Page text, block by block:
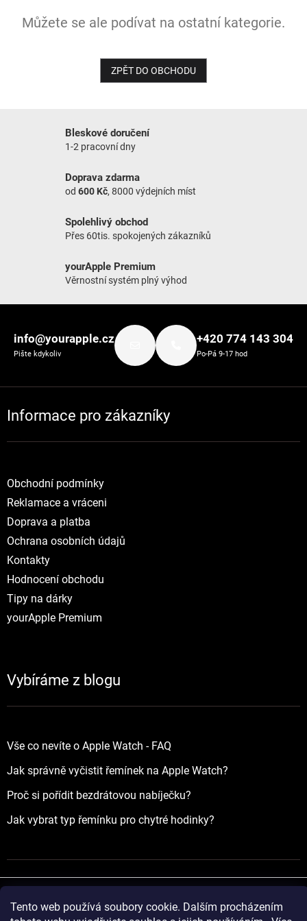
Tento web používá soubory cookie. Dalším procházením
NOVINKY
Můžete se ale podívat na ostatní kategorie.
ZPĚT DO OBCHODU
Bleskové doručení
1-2 pracovní dny
Doprava zdarma
od 600 Kč, 8000 výdejních míst
Spolehlivý obchod
Přes 60tis. spokojených zákazníků
yourApple Premium
Věrnostní systém plný výhod
info@yourapple.cz
Pište kdykoliv
+420 774 143 304
Po-Pá 9-17 hod
Informace pro zákazníky
Obchodní podmínky
Reklamace a vráceni
Doprava a platba
Ochrana osobních údajů
Kontakty
Hodnocení obchodu
Tipy na dárky
yourApple Premium
Vybíráme z blogu
Vše co nevíte o Apple Watch - FAQ
Jak správně vyčistit řemínek na Apple Watch?
Proč si pořídit bezdrátovou nabíječku?
Jak vybrat typ řemínku pro chytré hodinky?
Vytvořil Shoptet